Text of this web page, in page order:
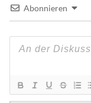
Abonnieren